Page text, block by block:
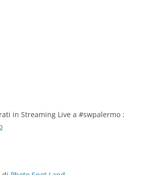
in Streaming Live a #swpalermo :